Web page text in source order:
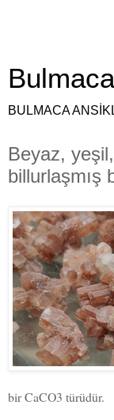
BULMACA
Beyaz,
billurlaşmış
bir CaCO3 türüdür.